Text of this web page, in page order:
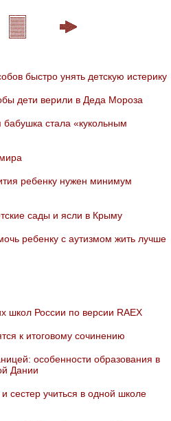
быстро унять детскую истерику
дети верили в Деда Мороза
бабушка стала «кукольным
ребенку нужен минимум
сады и ясли в Крыму
ребенку с аутизмом жить лучше
школ России по версии RAEX
к итоговому сочинению
особенности образования в
Дании
сестер учиться в одной школе